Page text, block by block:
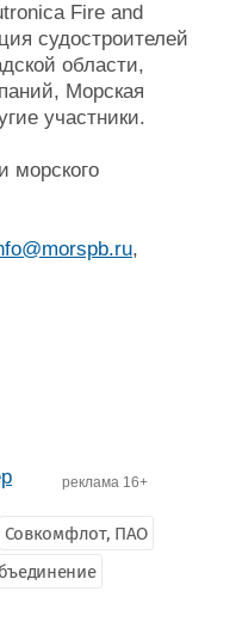
Fire and
судостроителей
области,
Морская
участники.
,
реклама 16+
Совкомфлот, ПАО